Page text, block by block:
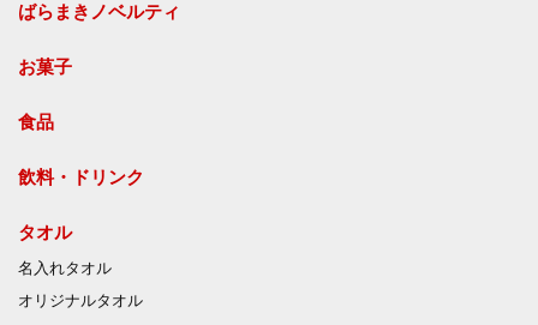
ばらまきノベルティ
お菓子
食品
飲料・ドリンク
タオル
名入れタオル
オリジナルタオル